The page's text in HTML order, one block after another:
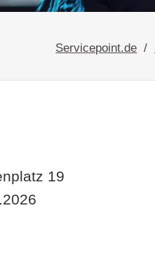
Servicepoint.de
19